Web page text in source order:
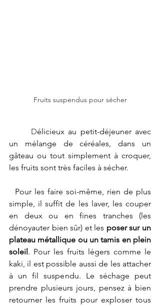
Fruits suspendus pour sécher
	D
élicieux au petit-déjeuner avec
un mélange de céréales, dans un
gâteau ou tout simplement à croquer,
les fruits sont très faciles à sécher.
Pour les faire soi-même, rien de plus
simple, il suffit de les laver, les couper
en deux ou en fines tranches (les
dénoyauter bien sûr) et les poser sur un
plateau métallique ou un tamis en plein
soleil. Pour les fruits légers comme le
kaki, il est possible aussi de les attacher
à un fil suspendu. Le séchage peut
prendre plusieurs jours, pensez à bien
retourner les fruits pour exploser tous